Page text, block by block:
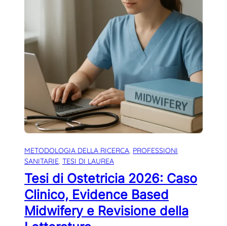
METODOLOGIA DELLA RICERCA, PROFESSIONI
SANITARIE, TESI DI LAUREA
Tesi di Ostetricia 2026: Caso
Clinico, Evidence Based
Midwifery e Revisione della